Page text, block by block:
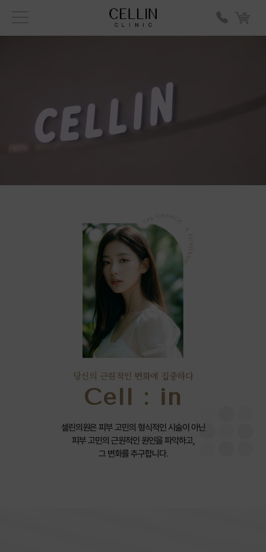
당신의 근원적인 변화에 집중하다
Cell : in
셀린의원은 피부 고민의 형식적인 시술이 아닌
피부 고민의 근원적인 원인을 파악하고,
그 변화를 추구합니다.